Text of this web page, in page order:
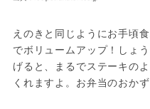
えのきと同じようにお手頃
でボリュームアップ！しょ
げると、まるでステーキの
くれますよ。お弁当のおか